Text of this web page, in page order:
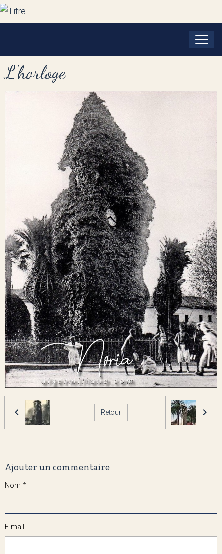
L'horloge
Retour
Ajouter un commentaire
Nom
E-mail